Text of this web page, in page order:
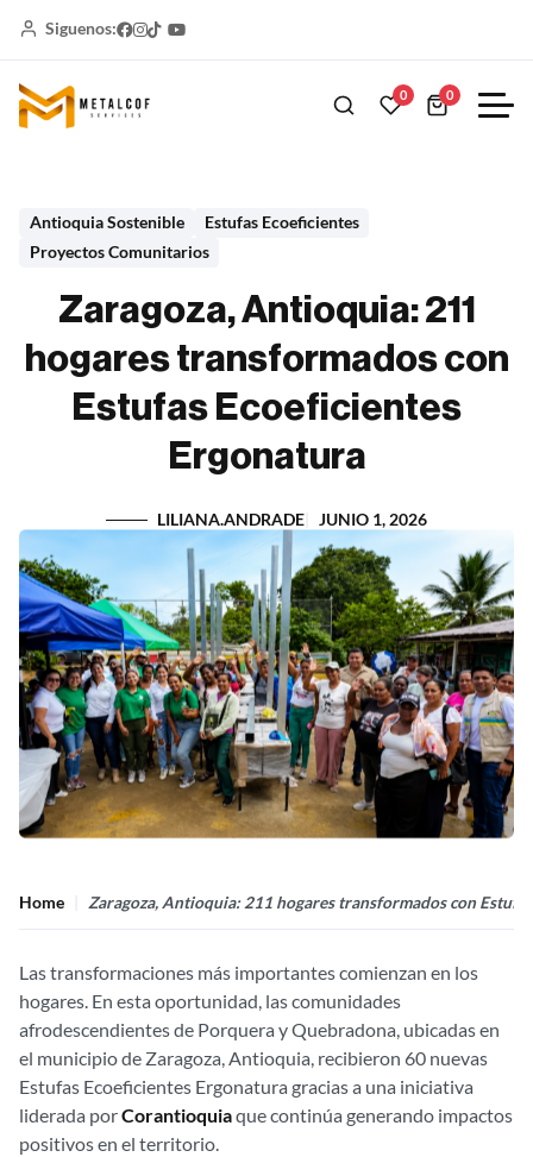
Siguenos:
0 0
Antioquia Sostenible
Estufas Ecoeficientes
Proyectos Comunitarios
Zaragoza, Antioquia: 211
hogares transformados con
Estufas Ecoeficientes
Ergonatura
LILIANA.ANDRADE JUNIO 1, 2026
Home Zaragoza, Antioquia: 211 hogares transformados con
Las transformaciones más importantes comienzan en los
hogares. En esta oportunidad, las comunidades
afrodescendientes de Porquera y Quebradona, ubicadas en
el municipio de Zaragoza, Antioquia, recibieron 60 nuevas
Estufas Ecoeficientes Ergonatura gracias a una iniciativa
liderada porCorantioquiaque continúa generando impactos
positivos en el territorio.